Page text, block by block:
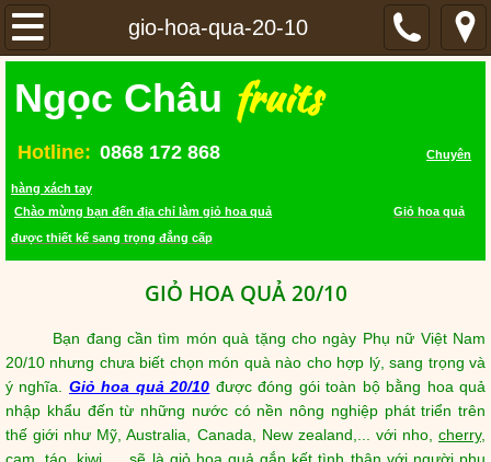
gio-hoa-qua-20-10
TRANG CHỦ
SẢN PHẨM
GIỎ HOA QUẢ
LIÊN HỆ
VIDEO
Ngọc Châu fruits
Hotline: 0868 172 868 Chuyên
hàng xách tay
Chào mừng bạn đến địa chỉ làm giỏ hoa quả
Giỏ hoa quả
được thiết kế sang trọng đẳng cấp
GIỎ HOA QUẢ 20/10
Bạn đang cần tìm món quà tặng cho ngày Phụ nữ Việt Nam
20/10 nhưng chưa biết chọn món quà nào cho hợp lý, sang trọng và
ý nghĩa. Giỏ hoa quả 20/10 được đóng gói toàn bộ bằng hoa quả
nhập khẩu đến từ những nước có nền nông nghiệp phát triển trên
thế giới như Mỹ, Australia, Canada, New zealand,... với nho, cherry,